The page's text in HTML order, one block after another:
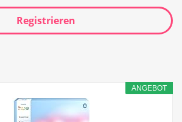
Registrieren
ANGEBOT